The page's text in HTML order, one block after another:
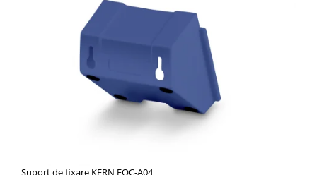
Suport de fixare KERN EOC-A04